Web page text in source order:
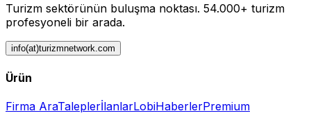
Turizm sektörünün buluşma noktası. 54.000+ turizm
profesyoneli bir arada.
info(at)turizmnetwork.com
Ürün
Firma AraTaleplerİlanlarLobiHaberlerPremium